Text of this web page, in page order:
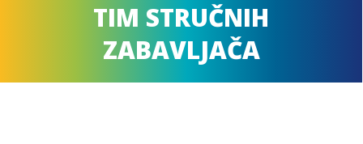
TIM STRUČNIH
ZABAVLJAČA